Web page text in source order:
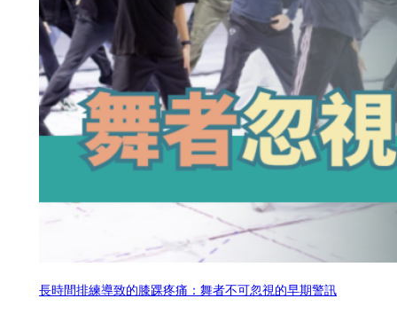
長時間排練導致的膝踝疼痛：舞者不可忽視的早期警訊